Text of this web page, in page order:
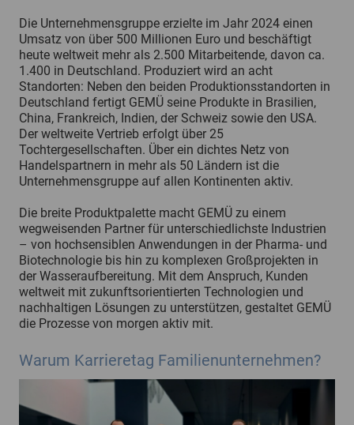
Die Unternehmensgruppe erzielte im Jahr 2024 einen
Umsatz von über 500 Millionen Euro und beschäftigt
heute weltweit mehr als 2.500 Mitarbeitende, davon ca.
1.400 in Deutschland. Produziert wird an acht
Standorten: Neben den beiden Produktionsstandorten in
Deutschland fertigt GEMÜ seine Produkte in Brasilien,
China, Frankreich, Indien, der Schweiz sowie den USA.
Der weltweite Vertrieb erfolgt über 25
Tochtergesellschaften. Über ein dichtes Netz von
Handelspartnern in mehr als 50 Ländern ist die
Unternehmensgruppe auf allen Kontinenten aktiv.
Die breite Produktpalette macht GEMÜ zu einem
wegweisenden Partner für unterschiedlichste Industrien
– von hochsensiblen Anwendungen in der Pharma- und
Biotechnologie bis hin zu komplexen Großprojekten in
der Wasseraufbereitung. Mit dem Anspruch, Kunden
weltweit mit zukunftsorientierten Technologien und
nachhaltigen Lösungen zu unterstützen, gestaltet GEMÜ
die Prozesse von morgen aktiv mit.
Warum Karrieretag Familienunternehmen?